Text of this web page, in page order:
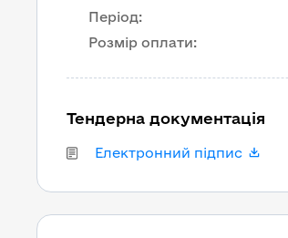
Період:
Розмір оплати:
Тендерна документація
Електронний підпис